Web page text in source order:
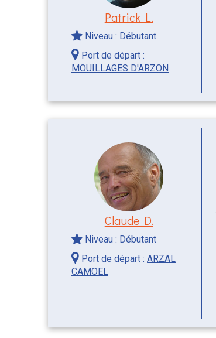
Patrick L.
Niveau : Débutant
Port de départ :
MOUILLAGES D'ARZON
Claude D.
Niveau : Débutant
Port de départ :ARZAL
CAMOEL